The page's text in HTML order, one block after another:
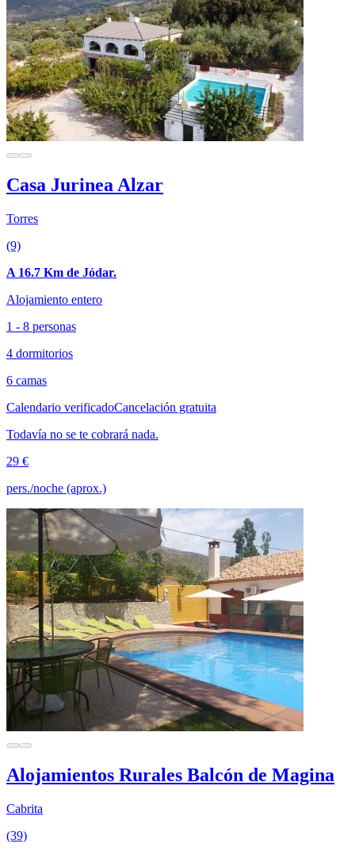
Casa Jurinea Alzar
Torres
(9)
A 16.7 Km de Jódar.
Alojamiento entero
1 - 8 personas
4 dormitorios
6 camas
Calendario verificadoCancelación gratuita
Todavía no se te cobrará nada.
29 €
pers./noche (aprox.)
Alojamientos Rurales Balcón de Magina
Cabrita
(39)